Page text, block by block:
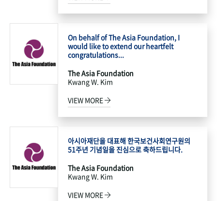
On behalf of The Asia Foundation, I
would like to extend our heartfelt
congratulations...
The Asia Foundation
Kwang W. Kim
VIEW MORE
아시아재단을 대표해 한국보건사회연구원의
51주년 기념일을 진심으로 축하드립니다.
The Asia Foundation
Kwang W. Kim
VIEW MORE